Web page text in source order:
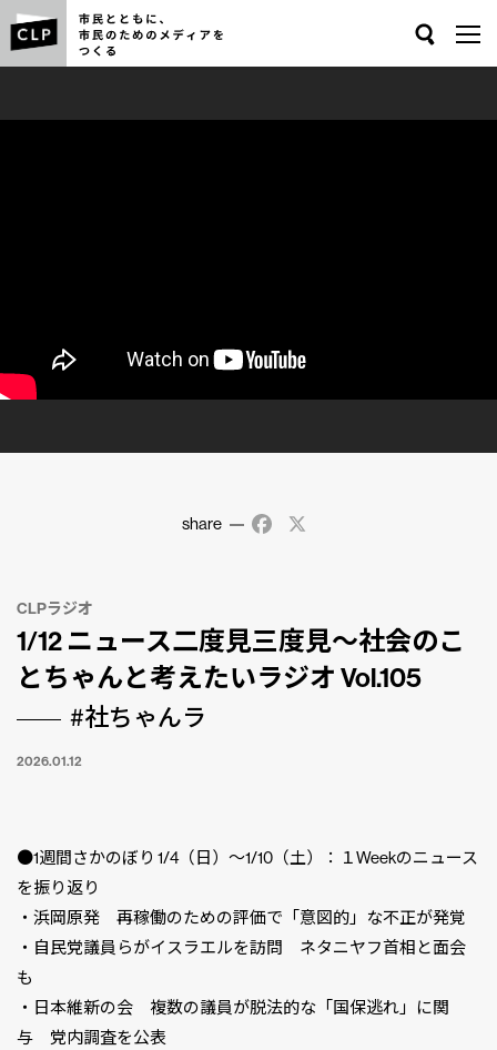
share Facebook
CLPラジオ
1/12 ニュース二度見三度見〜社会のこ
とちゃんと考えたいラジオ Vol.105
#社ちゃんラ
2026.01.12
●1週間さかのぼり 1/4（日）〜1/10（土）：１Weekのニュース
を振り返り
・浜岡原発 再稼働のための評価で「意図的」な不正が発覚
・自民党議員らがイスラエルを訪問 ネタニヤフ首相と面会
も
・日本維新の会 複数の議員が脱法的な「国保逃れ」に関
与 党内調査を公表